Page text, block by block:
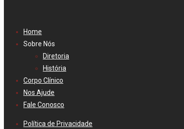
Home
Sobre Nós
Diretoria
História
Corpo Clínico
Nos Ajude
Fale Conosco
Política de Privacidade